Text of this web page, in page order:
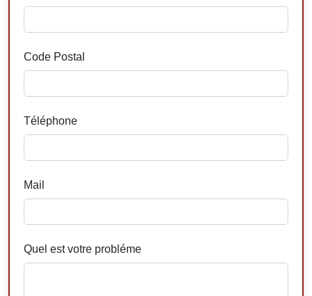
Code Postal
Téléphone
Mail
Quel est votre probléme